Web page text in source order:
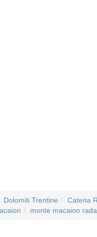
Dolomiti Trentine
Catena
monte macaion